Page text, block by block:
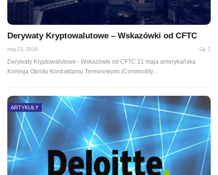
Derywaty Kryptowalutowe – Wskazówki od CFTC
maj 23, 2018 1
Derywaty Kryptowalutowe - Wskazówki od CFTC 21 maja amerykańska
Komisja Obrotu Kontraktamu Terminowymi (Commodity…
ARTYKUŁY